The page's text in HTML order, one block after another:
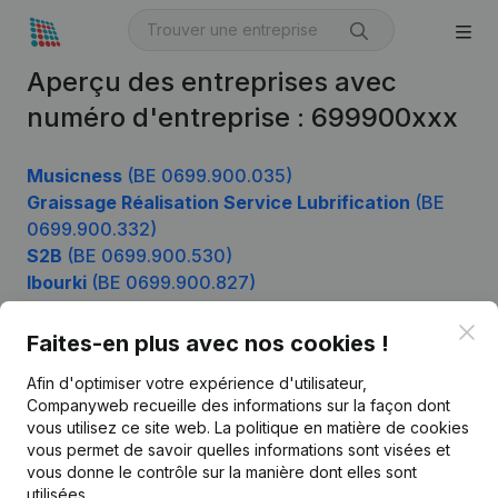
Aperçu des entreprises avec
numéro d'entreprise : 699900xxx
Musicness (BE 0699.900.035)
Graissage Réalisation Service Lubrification (BE
0699.900.332)
S2B (BE 0699.900.530)
Ibourki (BE 0699.900.827)
Faites-en plus avec nos cookies !
Afin d'optimiser votre expérience d'utilisateur,
Companyweb recueille des informations sur la façon dont
vous utilisez ce site web. La politique en matière de cookies
vous permet de savoir quelles informations sont visées et
vous donne le contrôle sur la manière dont elles sont
utilisées.
Français
Informations d’entreprise
Monitoring